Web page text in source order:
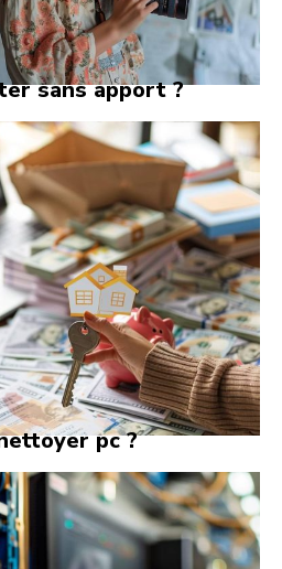
sans apport ?
pc ?